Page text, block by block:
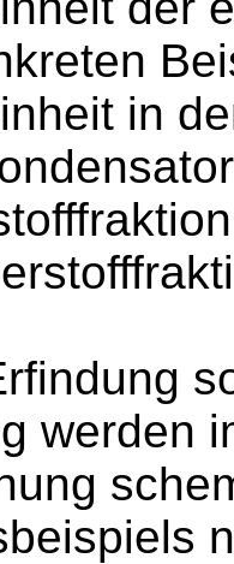
in
werden